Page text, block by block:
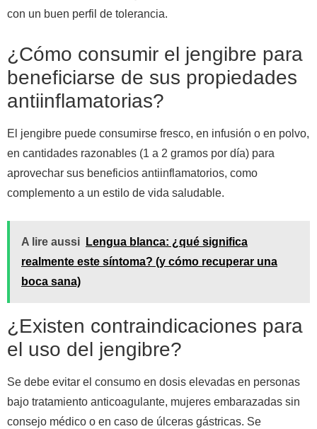
con un buen perfil de tolerancia.
¿Cómo consumir el jengibre para
beneficiarse de sus propiedades
antiinflamatorias?
El jengibre puede consumirse fresco, en infusión o en polvo,
en cantidades razonables (1 a 2 gramos por día) para
aprovechar sus beneficios antiinflamatorios, como
complemento a un estilo de vida saludable.
A lire aussi
Lengua blanca: ¿qué significa
realmente este síntoma? (y cómo recuperar una
boca sana)
¿Existen contraindicaciones para
el uso del jengibre?
Se debe evitar el consumo en dosis elevadas en personas
bajo tratamiento anticoagulante, mujeres embarazadas sin
consejo médico o en caso de úlceras gástricas. Se